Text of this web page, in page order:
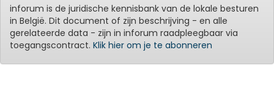
inforum is de juridische kennisbank van de lokale besturen
in België. Dit document of zijn beschrijving - en alle
gerelateerde data - zijn in inforum raadpleegbaar via
toegangscontract. Klik hier om je te abonneren